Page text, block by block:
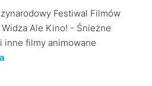
Festiwal Filmów
Widza Ale Kino! - Śnieżne
inne filmy animowane